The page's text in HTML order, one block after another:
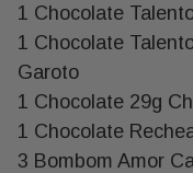
1 Chocolate
1 Chocolate
Garoto
1 Chocolate 29g
1 Chocolate
3 Bombom Amor